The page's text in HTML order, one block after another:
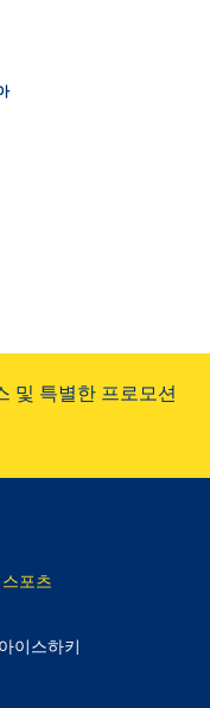
및 특별한 프로모션
포츠
이스하키